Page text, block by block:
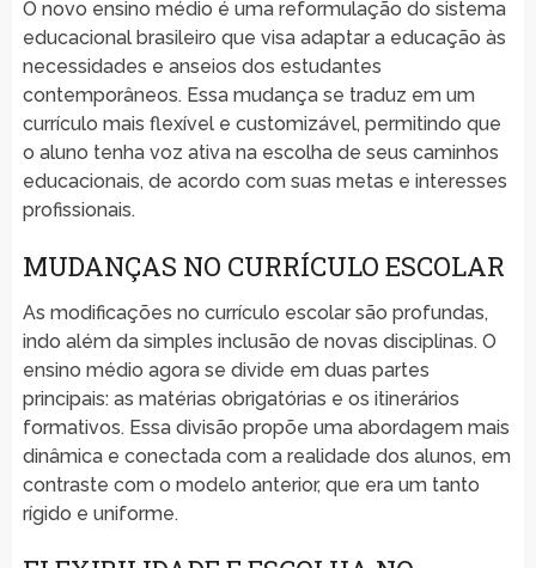
O novo ensino médio é uma reformulação do sistema
educacional brasileiro que visa adaptar a educação às
necessidades e anseios dos estudantes
contemporâneos. Essa mudança se traduz em um
currículo mais flexível e customizável, permitindo que
o aluno tenha voz ativa na escolha de seus caminhos
educacionais, de acordo com suas metas e interesses
profissionais.
MUDANÇAS NO CURRÍCULO ESCOLAR
As modificações no currículo escolar são profundas,
indo além da simples inclusão de novas disciplinas. O
ensino médio agora se divide em duas partes
principais: as matérias obrigatórias e os itinerários
formativos. Essa divisão propõe uma abordagem mais
dinâmica e conectada com a realidade dos alunos, em
contraste com o modelo anterior, que era um tanto
rígido e uniforme.